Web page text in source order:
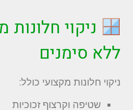
ניקוי חלונות
ללא סימנים
ניקוי חלונות מקצועי כולל:
שטיפה וקרצוף זכוכיות